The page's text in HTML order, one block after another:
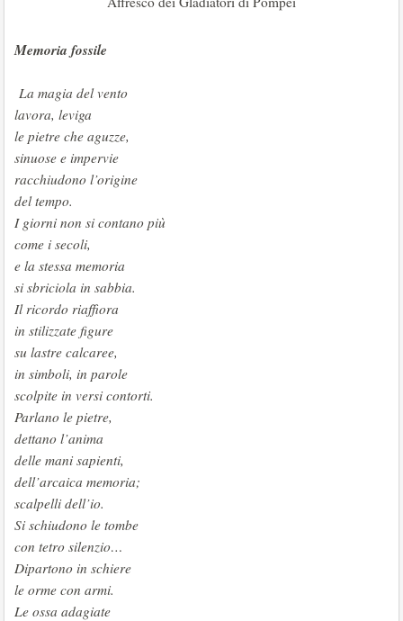
Memoria fossile
La magia del vento
lavora, leviga
le pietre che aguzze,
sinuose e impervie
racchiudono l’origine
del tempo.
I giorni non si contano più
come i secoli,
e la stessa memoria
si sbriciola in sabbia.
Il ricordo riaffiora
in stilizzate figure
su lastre calcaree,
in simboli, in parole
scolpite in versi contorti.
Parlano le pietre,
dettano l’anima
delle mani sapienti,
dell’arcaica memoria;
scalpelli dell’io.
Si schiudono le tombe
con tetro silenzio…
Dipartono in schiere
le orme con armi.
Le ossa adagiate